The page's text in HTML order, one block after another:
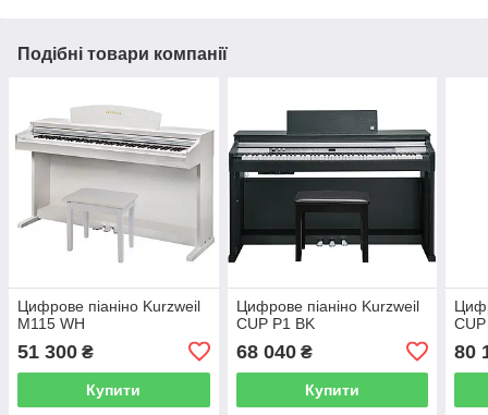
Подібні товари компанії
Цифрове піаніно Kurzweil
M115 WH
51 300 ₴
Купити
Цифрове піаніно Kurzweil
CUP P1 BK
68 040₴
Купити
80